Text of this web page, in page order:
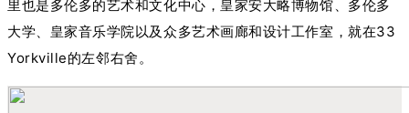
里也是多伦多的艺术和文化中心，皇家安大略博物馆、多伦多
大学、皇家音乐学院以及众多艺术画廊和设计工作室，就在33
Yorkville的左邻右舍。